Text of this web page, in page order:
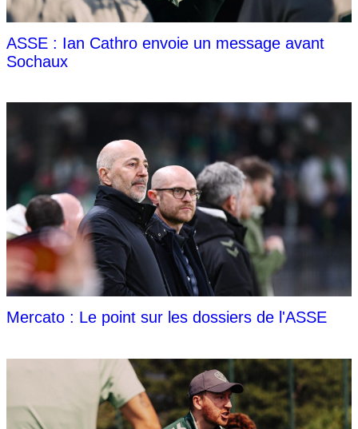
ASSE : Ian Cathro envoie un message avant
Sochaux
Mercato : Le point sur les dossiers de l'ASSE